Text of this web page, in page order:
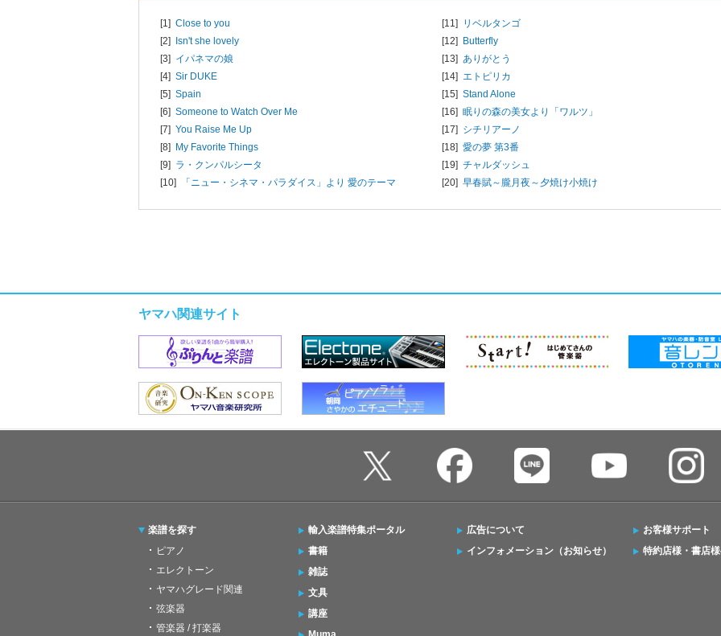
[1] Close to you
[2] Isn't she lovely
[3] イパネマの娘
[4] Sir DUKE
[5] Spain
[6] Someone to Watch Over Me
[7] You Raise Me Up
[8] My Favorite Things
[9] ラ・クンパルシータ
[10]
「ニュー・シネマ・パラダイス」より 愛のテーマ
[11] リベルタンゴ
[12] Butterfly
[13] ありがとう
[14] エトピリカ
[15] Stand Alone
[16] 眠りの森の美女より「ワルツ」
[17] シチリアーノ
[18] 愛の夢 第3番
[19] チャルダッシュ
[20] 早春賦～朧月夜～夕焼け小焼け
ヤマハ関連サイト
楽譜を探す
ピアノ
エレクトーン
ヤマハグレード関連
弦楽器
管楽器 / 打楽器
輸入楽譜特集ポータル
書籍
雑誌
文具
講座
広告について
インフォメーション（お知らせ）
お客様サポート
特約店様・書店